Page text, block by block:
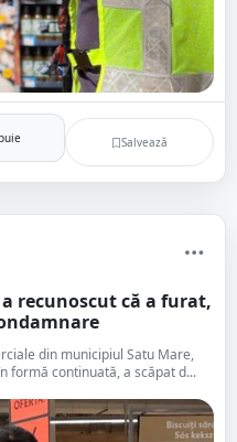
Salvează
recunoscut că a furat,
din municipiul Satu Mare,
formă continuată, a scăpat d...